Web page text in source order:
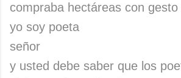
compraba hectáreas con
yo soy poeta
señor
y usted debe saber que los